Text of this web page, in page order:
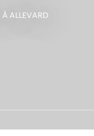
À ALLEVARD